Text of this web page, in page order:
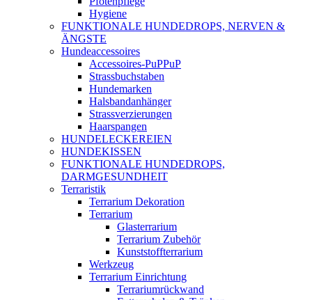
Hygiene
FUNKTIONALE HUNDEDROPS, NERVEN &
ÄNGSTE
Hundeaccessoires
Accessoires-PuPPuP
Strassbuchstaben
Hundemarken
Halsbandanhänger
Strassverzierungen
Haarspangen
HUNDELECKEREIEN
HUNDEKISSEN
FUNKTIONALE HUNDEDROPS,
DARMGESUNDHEIT
Terraristik
Terrarium Dekoration
Terrarium
Glasterrarium
Terrarium Zubehör
Kunststoffterrarium
Werkzeug
Terrarium Einrichtung
Terrariumrückwand